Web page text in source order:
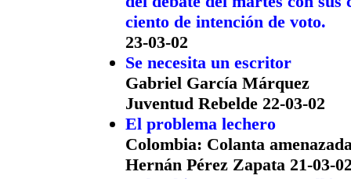
ciento de intención de voto.
23-03-02
Se necesita un escritor
Gabriel García Márquez
Juventud Rebelde 22-03-02
El problema lechero
Colombia: Colanta
Hernán Pérez Zapata 21-03-